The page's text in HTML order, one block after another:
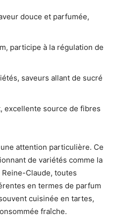
douce et parfumée,
participe à la régulation de
saveurs allant de sucré
excellente source de fibres
attention particulière. Ce
de variétés comme la
Claude, toutes
en termes de parfum
cuisinée en tartes,
fraîche.